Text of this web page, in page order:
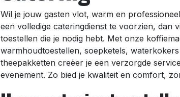
Wil je jouw gasten vlot, warm en
een volledige cateringdienst te voorzien, dan
toestellen die je nodig hebt. Met onze
warmhoudtoestellen, soepketels,
theepakketten creëer je een verzorgde
evenement. Zo bied je kwaliteit en comfort,